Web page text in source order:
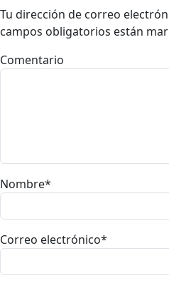
Tu dirección de correo
campos obligatorios están
Comentario
Nombre*
Correo electrónico*